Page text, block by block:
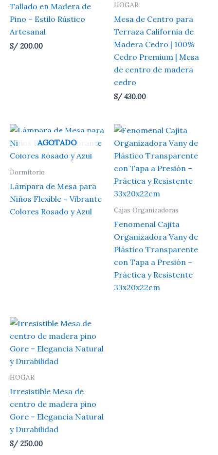
Tallado en Madera de
Pino – Estilo Rústico
Artesanal
S/200.00
HOGAR
Mesa de Centro para
Terraza California de
Madera Cedro | 100%
Cedro Premium | Mesa
de centro de madera
cedro
S/430.00
AGOTADO
Dormitorio
Lámpara de Mesa para
Niños Flexible – Vibrante
Colores Rosado y Azul
Cajas Organizadoras
Fenomenal Cajita
Organizadora Vany de
Plástico Transparente
con Tapa a Presión –
Práctica y Resistente
33x20x22cm
HOGAR
Irresistible Mesa de
centro de madera pino
Gore – Elegancia Natural
y Durabilidad
S/250.00